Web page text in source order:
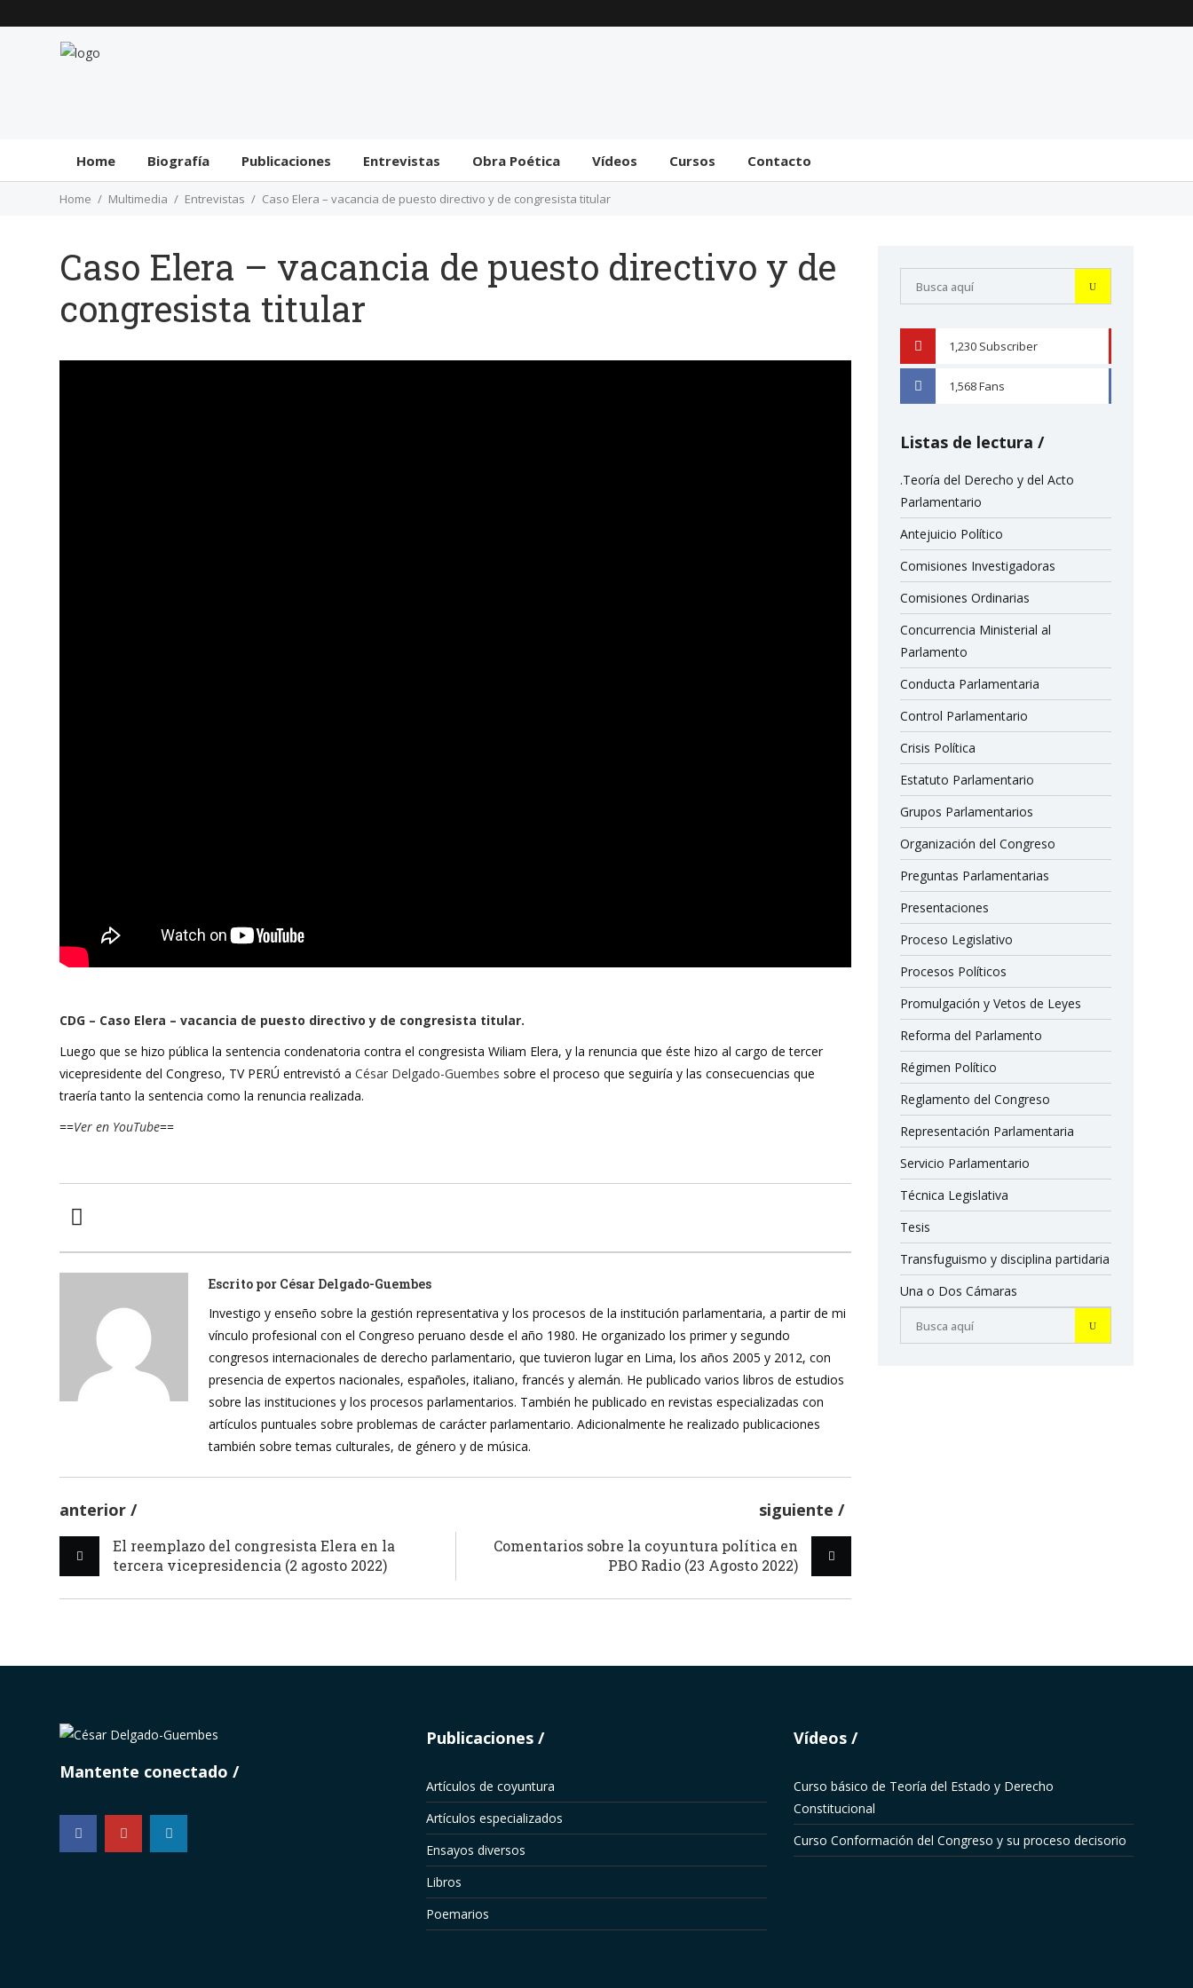
Home Biografía Publicaciones Entrevistas Obra Poética Vídeos Cursos Contacto
Home Multimedia Entrevistas Caso Elera – vacancia de puesto directivo y de congresista titular
Caso Elera – vacancia de puesto directivo y de
congresista titular
CDG – Caso Elera – vacancia de puesto directivo y de congresista titular.
Luego que se hizo pública la sentencia condenatoria contra el congresista Wiliam Elera, y la renuncia que éste hizo al cargo de tercer
vicepresidente del Congreso, TV PERÚ entrevistó aCésar Delgado-Guembes sobre el proceso que seguiría y las consecuencias que
traería tanto la sentencia como la renuncia realizada.
==Ver en YouTube==
Escrito por César Delgado-Guembes
Investigo y enseño sobre la gestión representativa y los procesos de la institución parlamentaria, a partir de mi
vínculo profesional con el Congreso peruano desde el año 1980. He organizado los primer y segundo
congresos internacionales de derecho parlamentario, que tuvieron lugar en Lima, los años 2005 y 2012, con
presencia de expertos nacionales, españoles, italiano, francés y alemán. He publicado varios libros de estudios
sobre las instituciones y los procesos parlamentarios. También he publicado en revistas especializadas con
artículos puntuales sobre problemas de carácter parlamentario. Adicionalmente he realizado publicaciones
también sobre temas culturales, de género y de música.
anterior siguiente
El reemplazo del congresista Elera en la
tercera vicepresidencia (2 agosto 2022)
Comentarios sobre la coyuntura política en
PBO Radio (23 Agosto 2022)
1,230 Subscriber
1,568Fans
Listas de lectura
.Teoría del Derecho y del Acto
Parlamentario
Antejuicio Político
Comisiones Investigadoras
Comisiones Ordinarias
Concurrencia Ministerial al
Parlamento
Conducta Parlamentaria
Control Parlamentario
Crisis Política
Estatuto Parlamentario
Grupos Parlamentarios
Organización del Congreso
Preguntas Parlamentarias
Presentaciones
Proceso Legislativo
Procesos Políticos
Promulgación y Vetos de Leyes
Reforma del Parlamento
Régimen Político
Reglamento del Congreso
Representación Parlamentaria
Servicio Parlamentario
Técnica Legislativa
Tesis
Transfuguismo y disciplina partidaria
Una o Dos Cámaras
Mantente conectado
...
Publicaciones
Artículos de coyuntura
Artículos especializados
Ensayos diversos
Libros
Poemarios
Vídeos
Curso básico de Teoría del Estado y Derecho
Constitucional
Curso Conformación del Congreso y su proceso decisorio